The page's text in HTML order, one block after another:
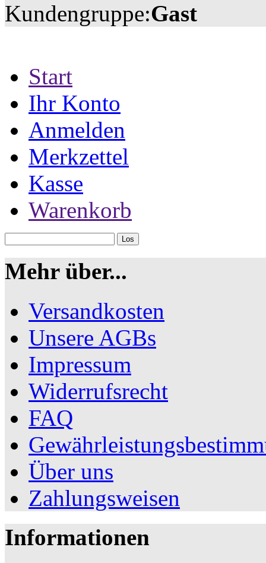
Kundengruppe:Gast
Start
Ihr Konto
Anmelden
Merkzettel
Kasse
Warenkorb
Mehr über...
Versandkosten
Unsere AGBs
Impressum
Widerrufsrecht
FAQ
Über uns
Zahlungsweisen
Informationen